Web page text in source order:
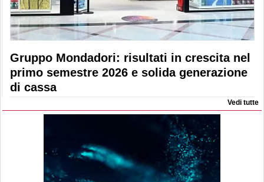
Gruppo Mondadori: risultati in crescita nel
primo semestre 2026 e solida generazione
di cassa
Vedi tutte